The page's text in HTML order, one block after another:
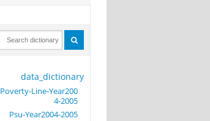
data_dictionary
Poverty-Line-Year200
4-2005
Psu-Year2004-2005